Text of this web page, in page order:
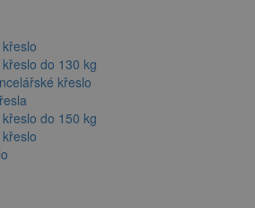
do 130 kg
křeslo
do 150 kg